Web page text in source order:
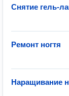
Снятие гель-
Ремонт ногтя
Наращивание